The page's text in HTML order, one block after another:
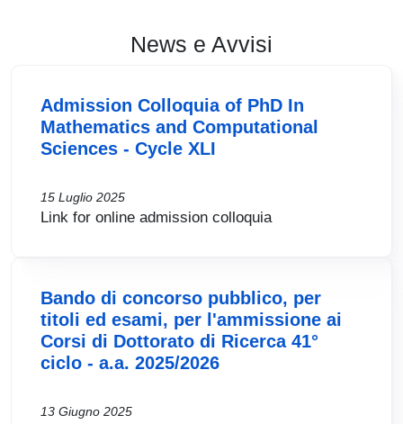
News e Avvisi
Admission Colloquia of PhD In
Mathematics and Computational
Sciences - Cycle XLI
15 Luglio 2025
Link for online admission colloquia
Bando di concorso pubblico, per
titoli ed esami, per l'ammissione ai
Corsi di Dottorato di Ricerca 41°
ciclo - a.a. 2025/2026
13 Giugno 2025